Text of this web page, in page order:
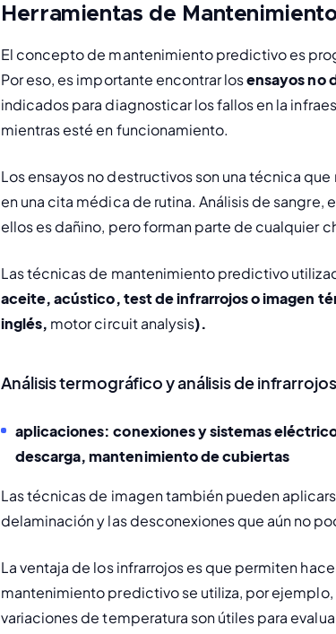
Herramientas de
El concepto de mantenimiento predictivo es
Por eso, es importante encontrar los ensayos no
indicados para diagnosticar los fallos en la
mientras esté en funcionamiento.
Los ensayos no destructivos son una técnica
en una cita médica de rutina. Análisis de
ellos es dañino, pero forman parte de cualquier
Las técnicas de mantenimiento predictivo
aceite, acústico, test de infrarrojos o imagen
inglés, motor circuit analysis).
Análisis termográfico y análisis de infrarrojos
aplicaciones: conexiones y sistemas
descarga, mantenimiento de cubiertas
Las técnicas de imagen también pueden
delaminación y las desconexiones que aún no
La ventaja de los infrarrojos es que permiten
mantenimiento predictivo se utiliza, por
variaciones de temperatura son útiles para